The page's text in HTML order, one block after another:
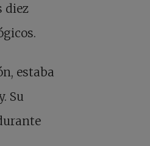
diez
estaba
Su